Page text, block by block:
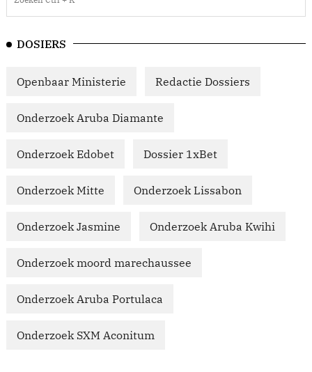
DOSIERS
Openbaar Ministerie Redactie Dossiers
Onderzoek Aruba Diamante
Onderzoek Edobet Dossier 1xBet
Onderzoek Mitte Onderzoek Lissabon
Onderzoek Jasmine Onderzoek Aruba Kwihi
Onderzoek moord marechaussee
Onderzoek Aruba Portulaca
Onderzoek SXM Aconitum